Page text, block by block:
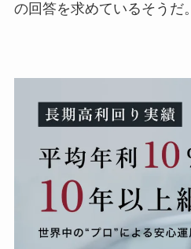
の回答を求めているそうだ。